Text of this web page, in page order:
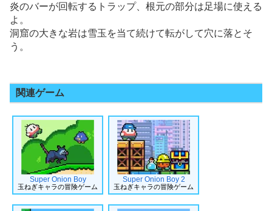
炎のバーが回転するトラップ、根元の部分は足場に使える
よ。
洞窟の大きな岩は雪玉を当て続けて転がして穴に落とそ
う。
関連ゲーム
Super Onion Boy
玉ねぎキャラの冒険ゲーム
Super Onion Boy 2
玉ねぎキャラの冒険ゲーム